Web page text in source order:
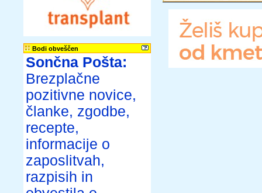
Bodi obveščen
Sončna Pošta:
Brezplačne
pozitivne novice,
članke, zgodbe,
recepte,
informacije o
zaposlitvah,
razpisih in